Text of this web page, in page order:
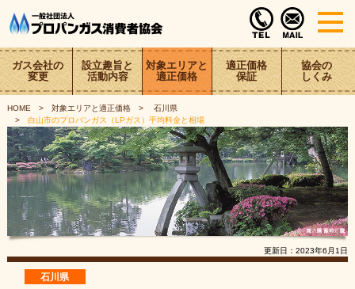
ガス会社の
変更
設立趣旨と
活動内容
対象エリアと
適正価格
適正価格
保証
協会の
しくみ
HOME 対象エリアと適正価格
石川県
白山市のプロパンガス（LPガス）平均料金と相場
更新日： 2023年6月1日
石川県